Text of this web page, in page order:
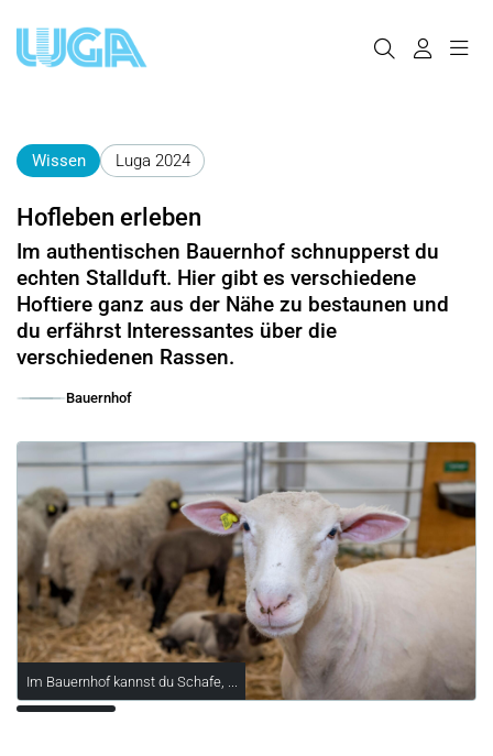
Wissen Luga 2024
Hofleben erleben
Im authentischen Bauernhof schnupperst du
echten Stallduft. Hier gibt es verschiedene
Hoftiere ganz aus der Nähe zu bestaunen und
du erfährst Interessantes über die
verschiedenen Rassen.
Bauernhof
Im Bauernhof kannst du Schafe, ...